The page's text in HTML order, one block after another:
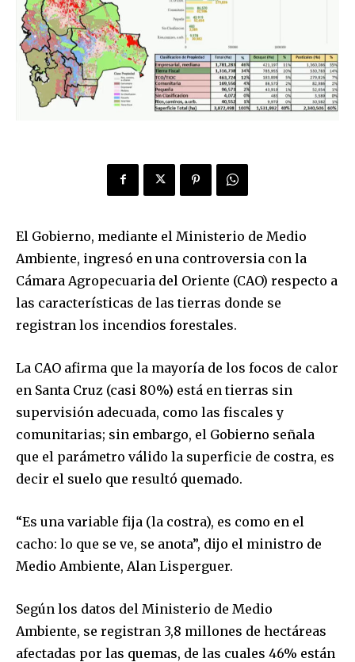
El Gobierno, mediante el Ministerio de Medio
Ambiente, ingresó en una controversia con la
Cámara Agropecuaria del Oriente (CAO) respecto a
las características de las tierras donde se
registran los incendios forestales.
La CAO afirma que la mayoría de los focos de calor
en Santa Cruz (casi 80%) está en tierras sin
supervisión adecuada, como las fiscales y
comunitarias; sin embargo, el Gobierno señala
que el parámetro válido la superficie de costra, es
decir el suelo que resultó quemado.
“Es una variable fija (la costra), es como en el
cacho: lo que se ve, se anota”, dijo el ministro de
Medio Ambiente, Alan Lisperguer.
Según los datos del Ministerio de Medio
Ambiente, se registran 3,8 millones de hectáreas
afectadas por las quemas, de las cuales 46% están